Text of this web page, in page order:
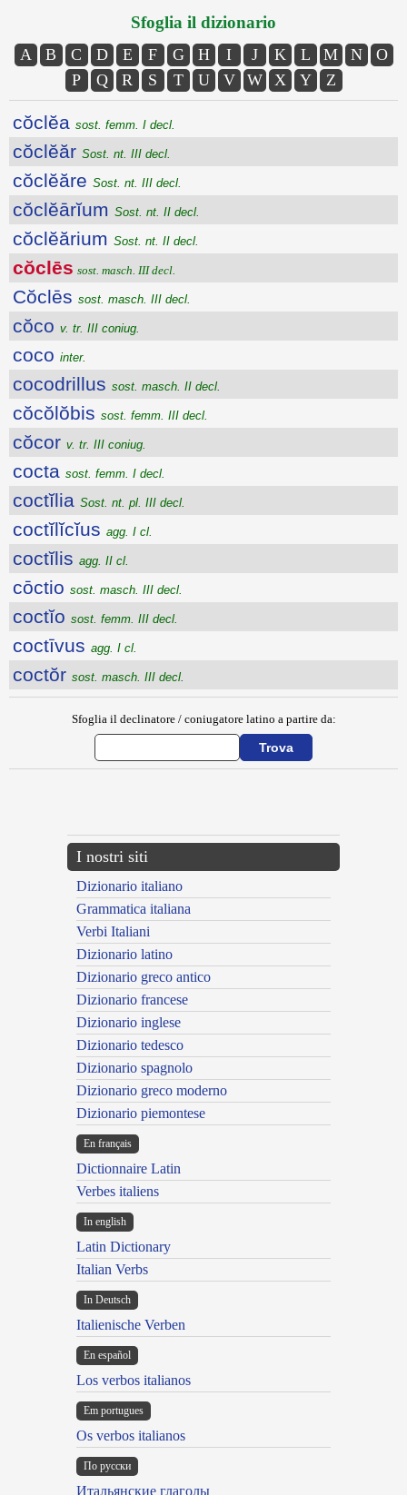
Sfoglia il dizionario
A B C D E F G H I J K L M N
O
P
Q R S T U V W X Y Z
cŏclĕa sost. femm. I decl.
cŏclĕăr Sost. nt. III decl.
cŏclĕăre Sost. nt. III decl.
cŏclĕārĭum Sost. nt. II decl.
cŏclĕărium Sost. nt. II decl.
cŏclēs sost. masch. III decl.
Cŏclēs sost. masch. III decl.
cŏco v. tr. III coniug.
coco inter.
cocodrillus sost. masch. II decl.
cŏcŏlŏbis sost. femm. III decl.
cŏcor v. tr. III coniug.
cocta sost. femm. I decl.
coctĭlia Sost. nt. pl. III decl.
coctĭlĭcĭus agg. I cl.
coctĭlis agg. II cl.
cōctio sost. masch. III decl.
coctĭo sost. femm. III decl.
coctīvus agg. I cl.
coctŏr sost. masch. III decl.
Sfoglia il declinatore / coniugatore latino a partire da:
I nostri siti
Dizionario italiano
Grammatica italiana
Verbi Italiani
Dizionario latino
Dizionario greco antico
Dizionario francese
Dizionario inglese
Dizionario tedesco
Dizionario spagnolo
Dizionario greco moderno
Dizionario piemontese
En français
Dictionnaire Latin
Verbes italiens
In english
Latin Dictionary
Italian Verbs
In Deutsch
Italienische Verben
En español
Los verbos italianos
Em portugues
Os verbos italianos
По русски
Итальянские глаголы